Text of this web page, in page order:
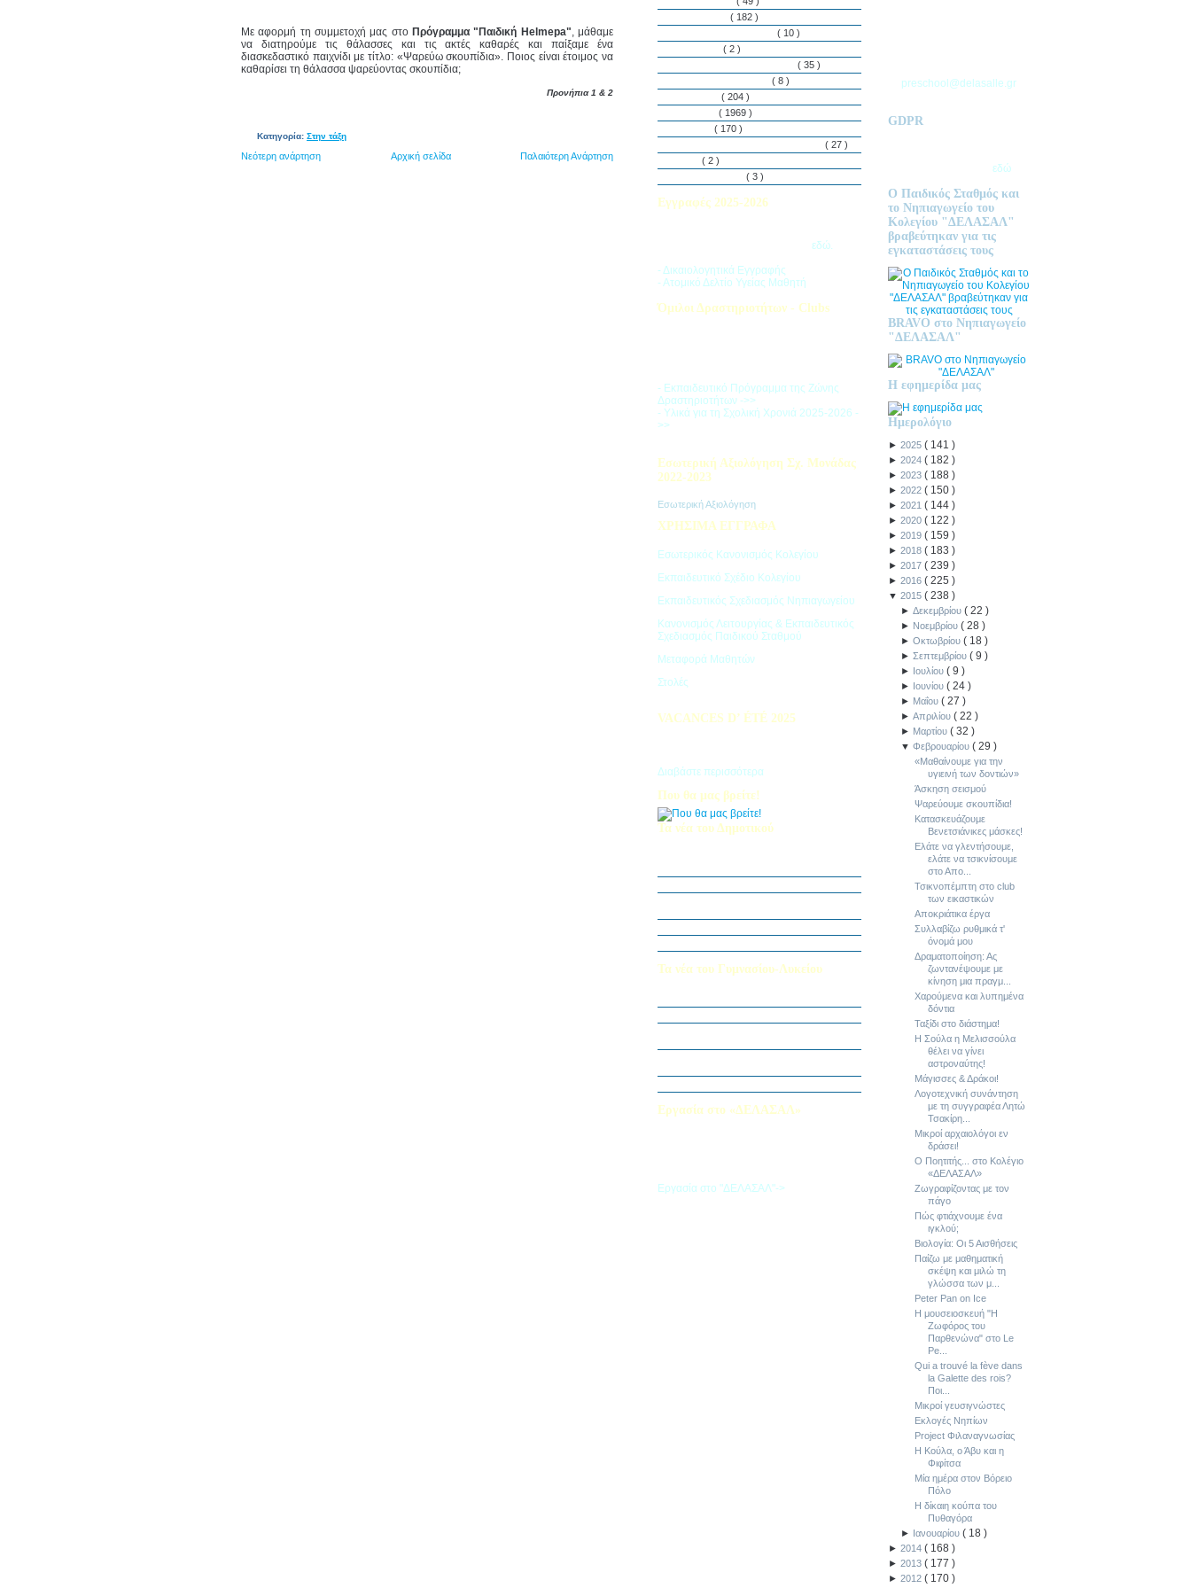
Με αφορμή τη συμμετοχή μας στο Πρόγραμμα "Παιδική Helmepa", μάθαμε
να διατηρούμε τις θάλασσες και τις ακτές καθαρές και παίξαμε ένα
διασκεδαστικό παιχνίδι με τίτλο: «Ψαρεύω σκουπίδια». Ποιος είναι έτοιμος να
καθαρίσει τη θάλασσα ψαρεύοντας σκουπίδια;
Προνήπια 1 & 2
Κατηγορία: Στην τάξη
Νεότερη ανάρτηση Παλαιότερη Ανάρτηση
Αρχική σελίδα
( 182 )
( 10 )
( 2 )
( 35 )
( 8 )
( 204 )
( 1969 )
( 170 )
( 27 )
( 2 )
( 3 )
Εγγραφές 2025-2026
εδώ.
- Δικαιολογητικά Εγγραφής
- Ατομικό Δελτίο Υγείας Μαθητή
Όμιλοι Δραστηριοτήτων - Clubs
- Εκπαιδευτικό Πρόγραμμα της Ζώνης
Δραστηριοτήτων ->>
- Υλικά για τη Σχολική Χρονιά 2025-2026 -
>>
Εσωτερική Αξιολόγηση Σχ. Μονάδας
2022-2023
Εσωτερική Αξιολόγηση
ΧΡΗΣΙΜΑ ΕΓΓΡΑΦΑ
Εσωτερικός Κανονισμός Κολεγίου
Εκπαιδευτικό Σχέδιο Κολεγίου
Εκπαιδευτικός Σχεδιασμός Νηπιαγωγείου
Κανονισμός Λειτουργίας & Εκπαιδευτικός
Σχεδιασμός Παιδικού Σταθμού
Μεταφορά Μαθητών
Στολές
VACANCES D’ ÉTÉ 2025
Διαβάστε περισσότερα
Που θα μας βρείτε!
Τα νέα του Δημοτικού
Τα νέα του Γυμνασίου-Λυκείου
Εργασία στο «ΔΕΛΑΣΑΛ»
Εργασία στο "ΔΕΛΑΣΑΛ"->
preschool@delasalle.gr
GDPR
εδώ
Ο Παιδικός Σταθμός και
το Νηπιαγωγείο του
Κολεγίου "ΔΕΛΑΣΑΛ"
βραβεύτηκαν για τις
εγκαταστάσεις τους
BRAVO στο Νηπιαγωγείο
"ΔΕΛΑΣΑΛ"
Η εφημερίδα μας
Ημερολόγιο
► 2025 ( 141 )
► 2024 ( 182 )
► 2023 ( 188 )
► 2022 ( 150 )
► 2021 ( 144 )
► 2020 ( 122 )
► 2019 ( 159 )
► 2018 ( 183 )
► 2017 ( 239 )
► 2016 ( 225 )
▼ 2015 ( 238 )
►Δεκεμβρίου(22)
► Νοεμβρίου(28)
►Οκτωβρίου( 18)
►Σεπτεμβρίου(9)
► Ιουλίου(9)
► Ιουνίου(24)
► Μαΐου(27)
►Απριλίου(22)
► Μαρτίου(32)
▼Φεβρουαρίου(29)
«Μαθαίνουμε για την
υγιεινή των δοντιών»
Άσκηση σεισμού
Ψαρεύουμε σκουπίδια!
Κατασκευάζουμε
Βενετσιάνικες μάσκες!
Ελάτε να γλεντήσουμε,
ελάτε να τσικνίσουμε
στο Απο...
Τσικνοπέμπτη στο club
των εικαστικών
Αποκριάτικα έργα
Συλλαβίζω ρυθμικά τ'
όνομά μου
Δραματοποίηση: Ας
ζωντανέψουμε με
κίνηση μια πραγμ...
Χαρούμενα και λυπημένα
δόντια
Ταξίδι στο διάστημα!
Η Σούλα η Μελισσούλα
θέλει να γίνει
αστροναύτης!
Μάγισσες & Δράκοι!
Λογοτεχνική συνάντηση
με τη συγγραφέα Λητώ
Τσακίρη...
Μικροί αρχαιολόγοι εν
δράσει!
Ο Ποητιτής... στο Κολέγιο
«ΔΕΛΑΣΑΛ»
Ζωγραφίζοντας με τον
πάγο
Πώς φτιάχνουμε ένα
ιγκλού;
Βιολογία: Οι 5 Αισθήσεις
Παίζω με μαθηματική
σκέψη και μιλώ τη
γλώσσα των μ...
Peter Pan on Ice
Η μουσειοσκευή "Η
Ζωφόρος του
Παρθενώνα" στο Le
Pe...
Qui a trouvé la fève dans
la Galette des rois?
Ποι...
Μικροί γευσιγνώστες
Εκλογές Νηπίων
Project Φιλαναγνωσίας
Η Κούλα, ο Άβυ και η
Φιφίτσα
Μία ημέρα στον Βόρειο
Πόλο
Η δίκαιη κούπα του
Πυθαγόρα
► Ιανουαρίου( 18)
► 2014 ( 168 )
► 2013 ( 177 )
► 2012 ( 170 )